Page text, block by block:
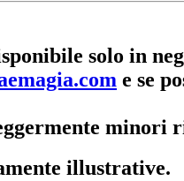
solo in
e se
minori
illustrative.